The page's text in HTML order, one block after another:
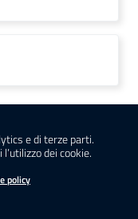
e di terze parti.
dei cookie.
policy